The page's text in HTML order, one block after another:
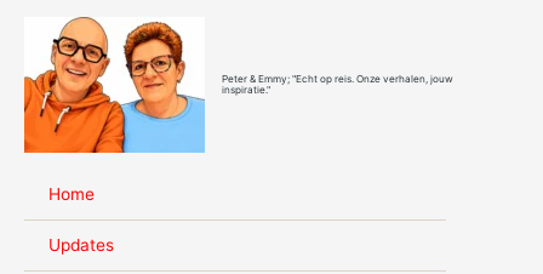
inhoud
Peter & Emmy; "Echt op reis. Onze verhalen, jouw
inspiratie."
Home
Updates